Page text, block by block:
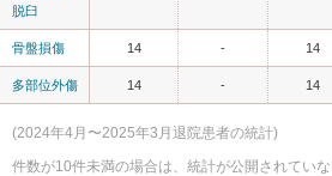
脱臼
骨盤損傷 14 - 14
多部位外傷 14 - 14
(2024年4月〜2025年3月退院患者の統計)
件数が10件未満の場合は、統計が公開されてい